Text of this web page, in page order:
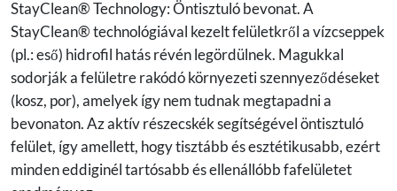
StayClean® Technology: Öntisztuló bevonat. A
StayClean® technológiával kezelt felületkről a vízcseppek
(pl.: eső) hidrofil hatás révén legördülnek. Magukkal
sodorják a felületre rakódó környezeti szennyeződéseket
(kosz, por), amelyek így nem tudnak megtapadni a
bevonaton. Az aktív részecskék segítségével öntisztuló
felület, így amellett, hogy tisztább és esztétikusabb, ezért
minden eddiginél tartósabb és ellenállóbb fafelületet